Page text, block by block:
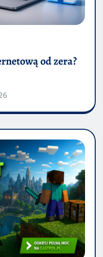
od zera?